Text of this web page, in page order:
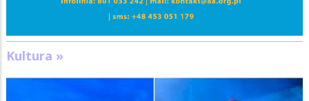
Kultura »